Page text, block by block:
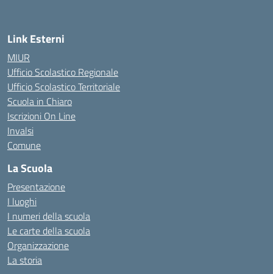
Link Esterni
MIUR
Ufficio Scolastico Regionale
Ufficio Scolastico Territoriale
Scuola in Chiaro
Iscrizioni On Line
Invalsi
Comune
La Scuola
Presentazione
I luoghi
I numeri della scuola
Le carte della scuola
Organizzazione
La storia